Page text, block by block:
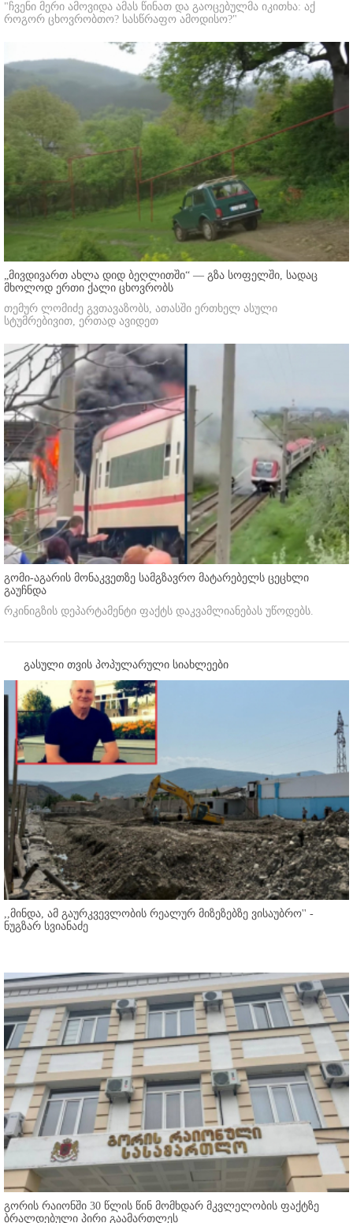
"ჩვენი მერი ამოვიდა ამას წინათ და გაოცებულმა იკითხა: აქ
როგორ ცხოვრობთო? სასწრაფო ამოდისო?"
„მივდივართ ახლა დიდ ბეღლითში“ — გზა სოფელში, სადაც
მხოლოდ ერთი ქალი ცხოვრობს
თემურ ლომიძე გვთავაზობს, ათასში ერთხელ ასული
სტუმრებივით, ერთად ავიდეთ
გომი-აგარის მონაკვეთზე სამგზავრო მატარებელს ცეცხლი
გაუჩნდა
რკინიგზის დეპარტამენტი ფაქტს დაკვამლიანებას უწოდებს.
გასული თვის პოპულარული სიახლეები
,,მინდა, ამ გაურკვევლობის რეალურ მიზეზებზე ვისაუბრო'' -
ნუგზარ სვიანაძე
გორის რაიონში 30 წლის წინ მომხდარ მკვლელობის ფაქტზე
ბრალდებული პირი გაამართლეს